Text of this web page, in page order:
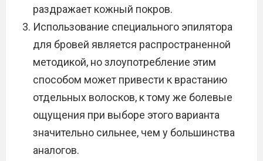
раздражает кожный покров.
Использование специального эпилятора
для бровей является распространенной
методикой, но злоупотребление этим
способом может привести к врастанию
отдельных волосков, к тому же болевые
ощущения при выборе этого варианта
значительно сильнее, чем у большинства
аналогов.